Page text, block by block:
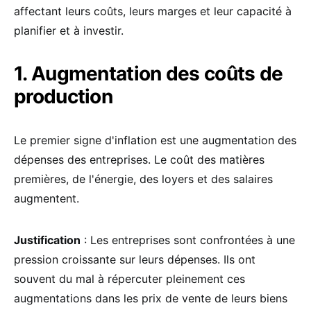
affectant leurs coûts, leurs marges et leur capacité à
planifier et à investir.
1. Augmentation des coûts de
production
Le premier signe d'inflation est une augmentation des
dépenses des entreprises. Le coût des matières
premières, de l'énergie, des loyers et des salaires
augmentent.
Justification : Les entreprises sont confrontées à une
pression croissante sur leurs dépenses. Ils ont
souvent du mal à répercuter pleinement ces
augmentations dans les prix de vente de leurs biens